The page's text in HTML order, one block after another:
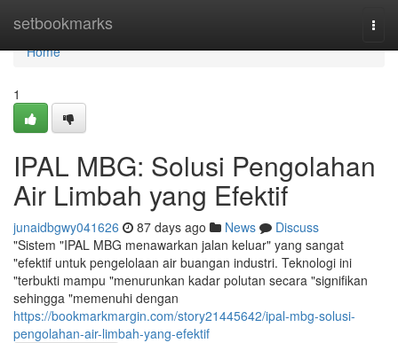
setbookmarks
Home
Home
1
IPAL MBG: Solusi Pengolahan
Air Limbah yang Efektif
junaidbgwy041626 87 days ago News
Discuss
"Sistem "IPAL MBG menawarkan jalan keluar" yang sangat
"efektif untuk pengelolaan air buangan industri. Teknologi ini
"terbukti mampu "menurunkan kadar polutan secara "signifikan
sehingga "memenuhi dengan
https://bookmarkmargin.com/story21445642/ipal-mbg-solusi-
pengolahan-air-limbah-yang-efektif